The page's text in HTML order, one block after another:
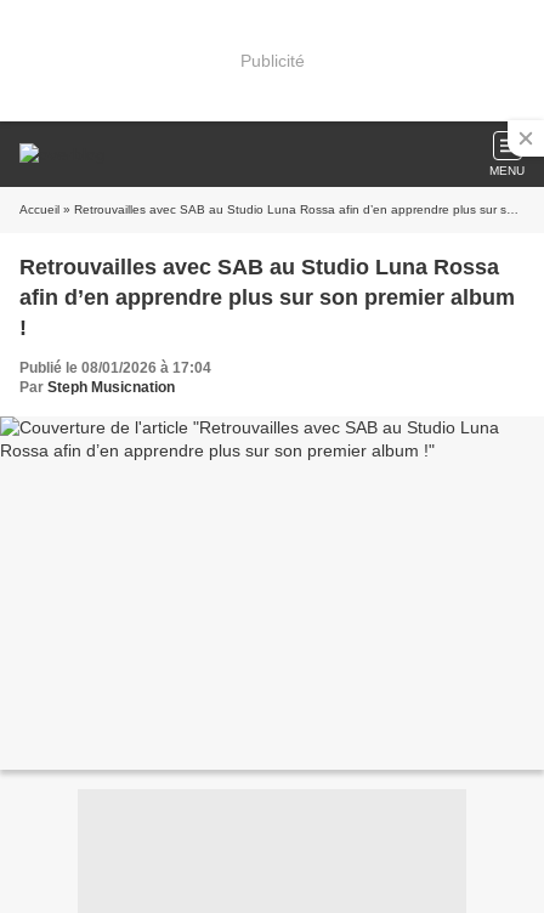
Publicité
MENU
Accueil » Retrouvailles avec SAB au Studio Luna Rossa afin d’en apprendre plus sur son premier album !
Retrouvailles avec SAB au Studio Luna Rossa
afin d’en apprendre plus sur son premier album
!
Publié le 08/01/2026 à 17:04
Par Steph Musicnation